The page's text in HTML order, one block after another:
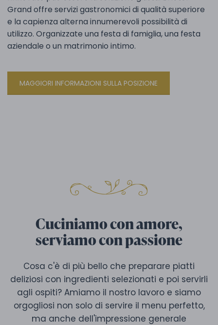
Grand offre servizi gastronomici di qualità superiore
e la capienza alterna innumerevoli possibilità di
utilizzo. Organizzate una festa di famiglia, una festa
aziendale o un matrimonio intimo.
MAGGIORI INFORMAZIONI SULLA POSIZIONE
Cuciniamo con amore,
serviamo con passione
Cosa c'è di più bello che preparare piatti
deliziosi con ingredienti selezionati e poi servirli
agli ospiti? Amiamo il nostro lavoro e siamo
orgogliosi non solo di servire il menu perfetto,
ma anche dell'impressione generale